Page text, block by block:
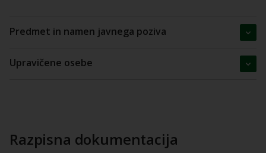
Predmet in namen javnega poziva
Upravičene osebe
Razpisna dokumentacija